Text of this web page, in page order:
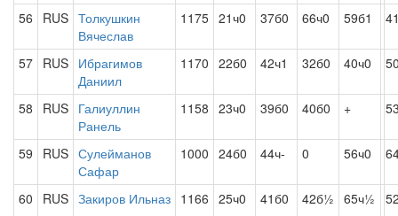
56 RUS Толкушкин
Вячеслав
1175 21ч0 37б0 66ч0 59б1
57 RUS Ибрагимов
Даниил
1170 22б0 42ч1 32б0 40ч0
58 RUS Галиуллин
Ранель
1158 23ч0 39б0 40б0 +
59 RUS Сулейманов
Сафар
1000 24б0 44ч- 0 56ч0
60 RUS Закиров Ильназ 1166 25ч0 41б0 42б½ 65ч½